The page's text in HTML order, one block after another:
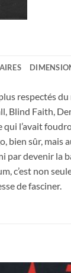
respectés
Blind Faith,
l’avait
bien sûr, mais
par devenir la
c’est non
de fasciner.